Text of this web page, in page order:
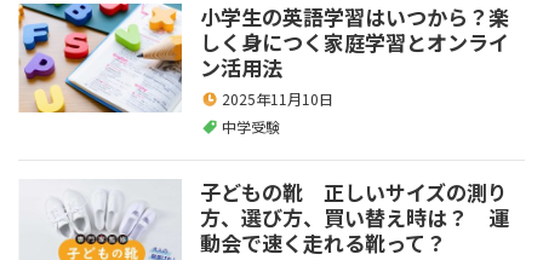
小学生の英語学習はいつから？楽
しく身につく家庭学習とオンライ
ン活用法
2025年11月10日
中学受験
子どもの靴 正しいサイズの測り
方、選び方、買い替え時は？ 運
動会で速く走れる靴って？